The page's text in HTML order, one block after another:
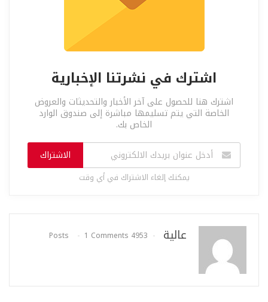
اشترك في نشرتنا الإخبارية
اشترك هنا للحصول على آخر الأخبار والتحديثات والعروض
الخاصة التي يتم تسليمها مباشرة إلى صندوق الوارد
الخاص بك.
الاشتراك
يمكنك إلغاء الاشتراك في أي وقت
عالية 4953 Posts
1 Comments